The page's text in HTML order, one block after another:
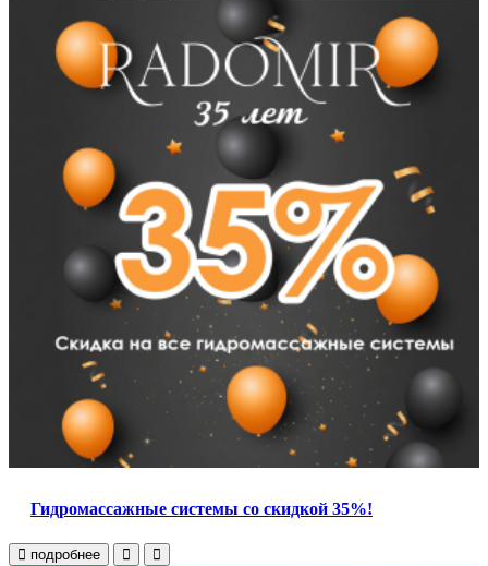
Гидромассажные системы со скидкой 35%!
подробнее